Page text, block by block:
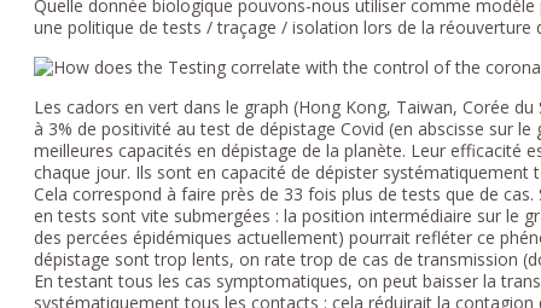
Quelle donnée biologique pouvons-nous utiliser comme
une politique de tests / traçage / isolation lors de la réouverture
Les cadors en vert dans le graph (Hong Kong, Taiwan, Corée
à 3% de positivité au test de dépistage Covid (en abscisse sur
meilleures capacités en dépistage de la planète. Leur efficacité
chaque jour. Ils sont en capacité de dépister
Cela correspond à faire près de 33 fois plus de tests que de
en tests sont vite submergées : la position intermédiaire sur le
des percées épidémiques actuellement) pourrait refléter ce
dépistage sont trop lents, on rate trop de cas de transmission
En testant tous les cas symptomatiques, on peut baisser la
systématiquement tous les contacts : cela réduirait la contagion